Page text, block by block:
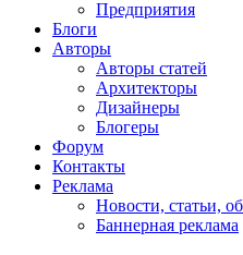
Предприятия
Блоги
Авторы
Авторы статей
Архитекторы
Дизайнеры
Блогеры
Форум
Контакты
Реклама
Новости, статьи,
Баннерная реклама